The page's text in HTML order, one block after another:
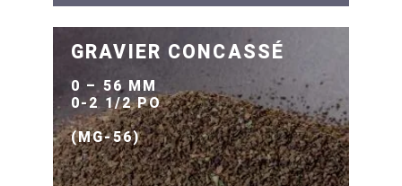
GRAVIER CONCASSÉ
0 – 56 MM
0-2 1/2 PO
(MG-56)